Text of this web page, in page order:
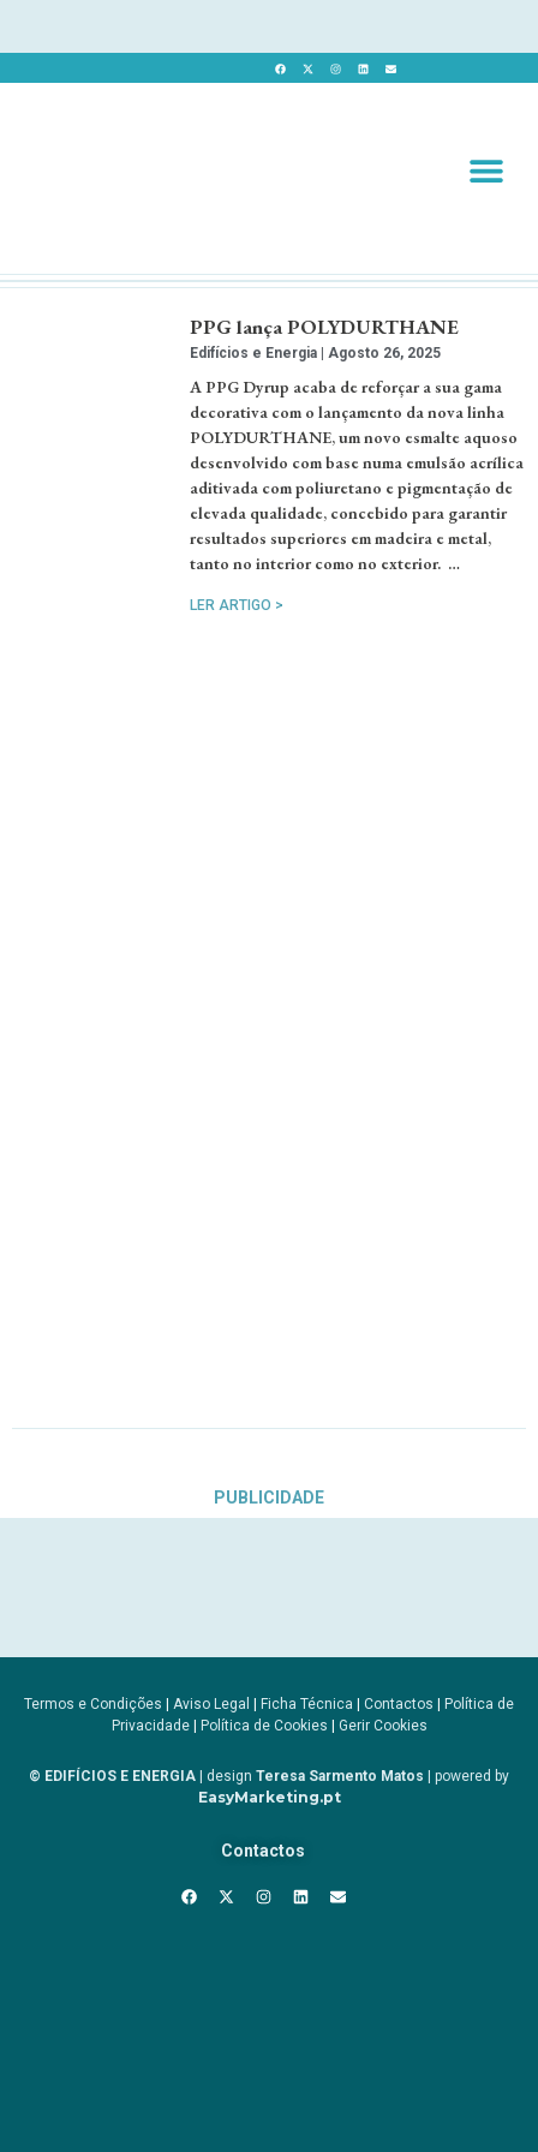
PPG lança POLYDURTHANE
Edifícios e Energia Agosto 26, 2025
A PPG Dyrup acaba de reforçar a sua gama
decorativa com o lançamento da nova linha
POLYDURTHANE, um novo esmalte aquoso
desenvolvido com base numa emulsão acrílica
aditivada com poliuretano e pigmentação de
elevada qualidade, concebido para garantir
resultados superiores em madeira e metal,
tanto no interior como no exterior. …
LER ARTIGO >
PUBLICIDADE
Termos e Condições | Aviso Legal | Ficha Técnica | Contactos | Política de
Privacidade| Política de Cookies | Gerir Cookies
© EDIFÍCIOS E ENERGIA | design Teresa Sarmento Matos | powered by
EasyMarketing.pt
Contactos